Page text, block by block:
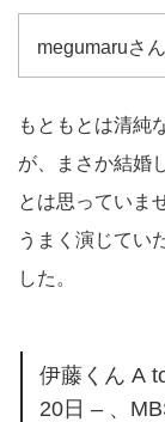
megumaruさん
もともとは清純
が、まさか結婚
とは思っていま
うまく演じてい
した。
伊藤くん A
20日 – 、